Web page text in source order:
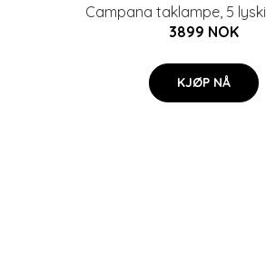
Campana taklampe, 5
3899 NOK
KJØP NÅ